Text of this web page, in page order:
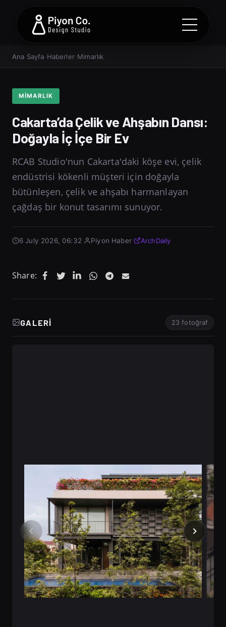
Ana Sayfa Haberler› Mimarlık
MIMARLIK
Cakarta’da Çelik ve Ahşabın Dansı:
Doğayla İç İçe Bir Ev
RCAB Studio'nun Cakarta'daki köşe evi, çelik
endüstrisi kökenli müşteri için doğayla
bütünleşen, çelik ve ahşabı harmanlayan
çağdaş bir konut tasarımı sunuyor.
6 July 2026, 06:32 Piyon Haber· ArchDaily
Share:
GALERI 23 fotoğraf